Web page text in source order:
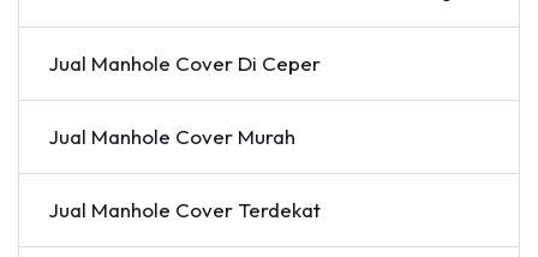
Jual Manhole Cover Di Ceper
Jual Manhole Cover Murah
Jual Manhole Cover Terdekat